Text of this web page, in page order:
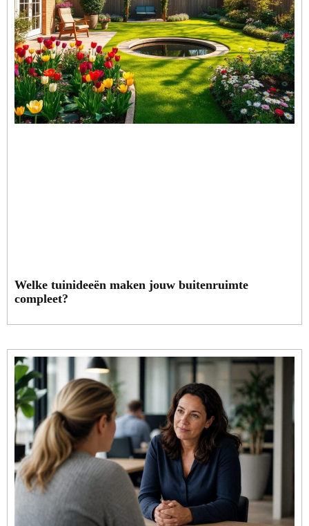
Welke tuinideeën maken jouw buitenruimte
compleet?